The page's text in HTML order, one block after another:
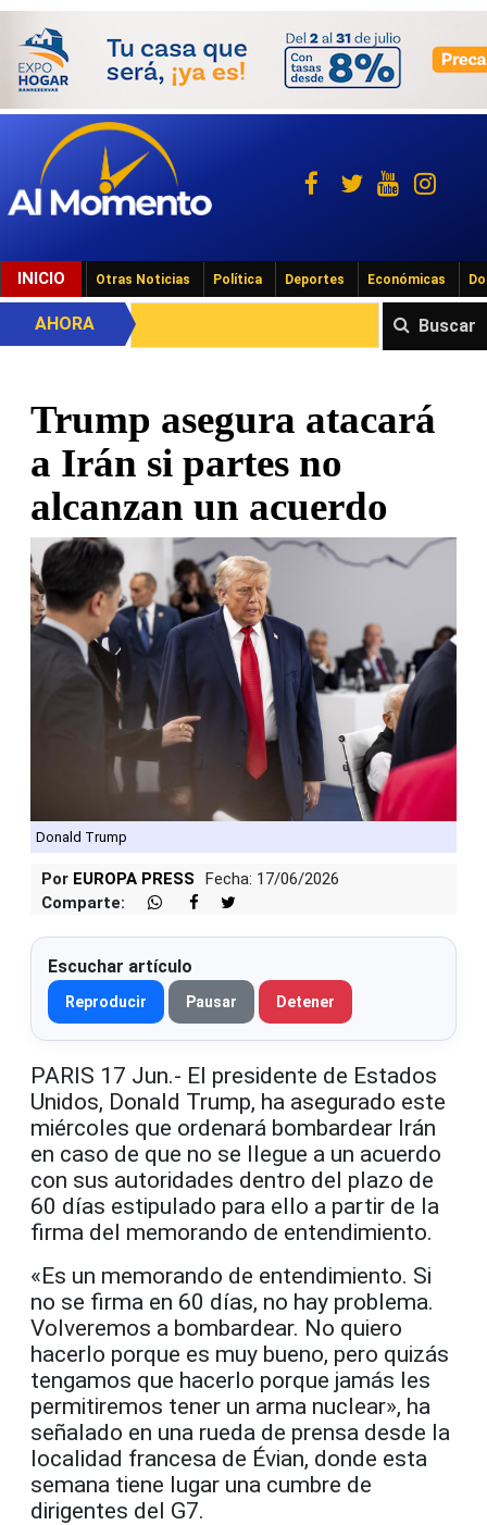
INICIO Otras Noticias Política Deportes Económicas
Buscar
AHORA
Trump asegura atacará
a Irán si partes no
alcanzan un acuerdo
Donald Trump
Por EUROPA PRESS
Fecha: 17/06/2026
Comparte:
Escuchar artículo
Reproducir Pausar Detener
PARIS 17 Jun.- El presidente de Estados
Unidos, Donald Trump, ha asegurado este
miércoles que ordenará bombardear Irán
en caso de que no se llegue a un acuerdo
con sus autoridades dentro del plazo de
60 días estipulado para ello a partir de la
firma del memorando de entendimiento.
«Es un memorando de entendimiento. Si
no se firma en 60 días, no hay problema.
Volveremos a bombardear. No quiero
hacerlo porque es muy bueno, pero quizás
tengamos que hacerlo porque jamás les
permitiremos tener un arma nuclear», ha
señalado en una rueda de prensa desde la
localidad francesa de Évian, donde esta
semana tiene lugar una cumbre de
dirigentes del G7.